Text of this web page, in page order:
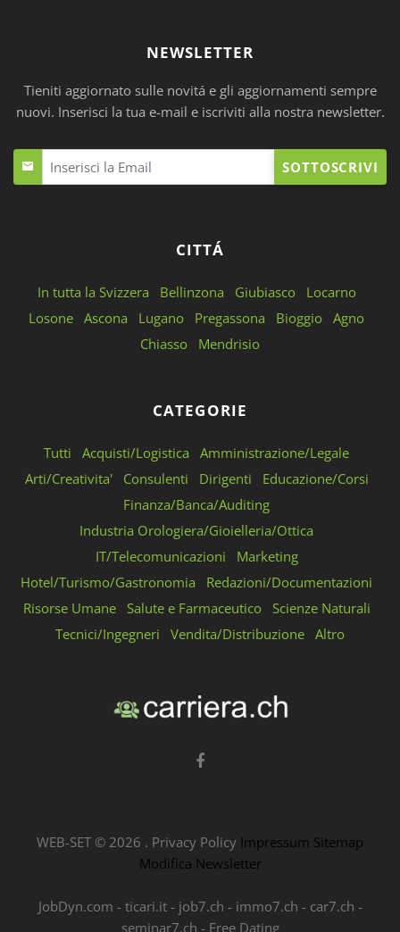
NEWSLETTER
Tieniti aggiornato sulle novitá e gli aggiornamenti sempre
nuovi. Inserisci la tua e-mail e iscriviti alla nostra newsletter.
SOTTOSCRIVI
CITTÁ
In tutta la Svizzera Bellinzona Giubiasco
Locarno
Losone Ascona Lugano Pregassona Bioggio Agno
Chiasso
Mendrisio
CATEGORIE
Tutti Acquisti/Logistica
Amministrazione/Legale
Arti/Creativita'
Consulenti Dirigenti
Educazione/Corsi
Finanza/Banca/Auditing
Industria Orologiera/Gioielleria/Ottica
IT/Telecomunicazioni
Marketing
Hotel/Turismo/Gastronomia
Redazioni/Documentazioni
Risorse Umane
Salute e Farmaceutico
Scienze Naturali
Tecnici/Ingegneri
Vendita/Distribuzione Altro
WEB-SET © 2026 . Privacy Policy Impressum Sitemap
Modifica Newsletter
JobDyn.com - ticari.it- job7.ch - immo7.ch - car7.ch -
seminar7.ch - Free Dating